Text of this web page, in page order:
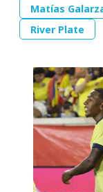
Matías
River Plate